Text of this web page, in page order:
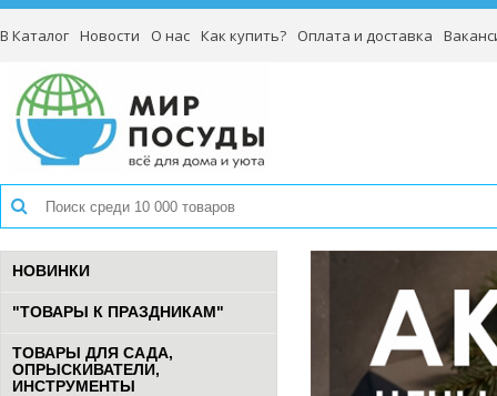
В Каталог Новости О нас Как купить? Оплата и доставка
НОВИНКИ
"ТОВАРЫ К ПРАЗДНИКАМ"
ТОВАРЫ ДЛЯ САДА,
ОПРЫСКИВАТЕЛИ,
ИНСТРУМЕНТЫ